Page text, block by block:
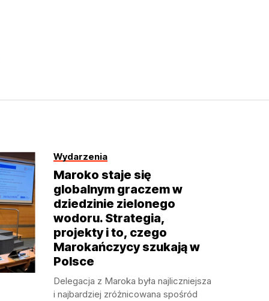
Wydarzenia
Maroko staje się
globalnym graczem w
dziedzinie zielonego
wodoru. Strategia,
projekty i to, czego
Marokańczycy szukają w
Polsce
Delegacja z Maroka była najliczniejsza
i najbardziej zróżnicowana spośród